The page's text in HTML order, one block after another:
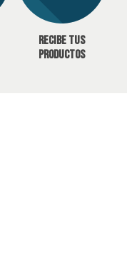
Recibe tus
productos